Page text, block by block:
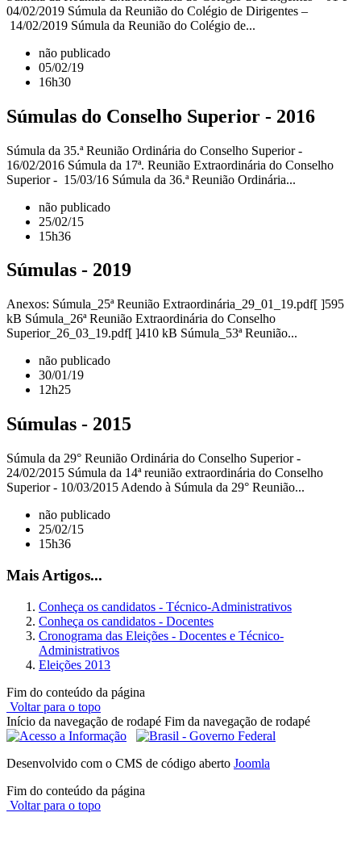
04/02/2019 Súmula da Reunião do Colégio de Dirigentes –
14/02/2019 Súmula da Reunião do Colégio de...
não publicado
05/02/19
16h30
Súmulas do Conselho Superior - 2016
Súmula da 35.ª Reunião Ordinária do Conselho Superior -
16/02/2016 Súmula da 17ª. Reunião Extraordinária do Conselho
Superior - 15/03/16 Súmula da 36.ª Reunião Ordinária...
não publicado
25/02/15
15h36
Súmulas - 2019
Anexos: Súmula_25ª Reunião Extraordinária_29_01_19.pdf[ ]595
kB Súmula_26ª Reunião Extraordinária do Conselho
Superior_26_03_19.pdf[ ]410 kB Súmula_53ª Reunião...
não publicado
30/01/19
12h25
Súmulas - 2015
Súmula da 29° Reunião Ordinária do Conselho Superior -
24/02/2015 Súmula da 14ª reunião extraordinária do Conselho
Superior - 10/03/2015 Adendo à Súmula da 29° Reunião...
não publicado
25/02/15
15h36
Mais Artigos...
Conheça os candidatos - Técnico-Administrativos
Conheça os candidatos - Docentes
Cronograma das Eleições - Docentes e Técnico-
Administrativos
Eleições 2013
Fim do conteúdo da página
Voltar para o topo
Início da navegação de rodapé Fim da navegação de rodapé
Desenvolvido com o CMS de código aberto Joomla
Fim do conteúdo da página
Voltar para o topo